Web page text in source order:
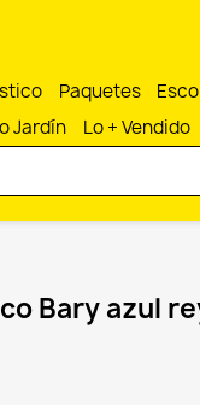
Paquetes
Jardín Lo + Vendido
Bary azul